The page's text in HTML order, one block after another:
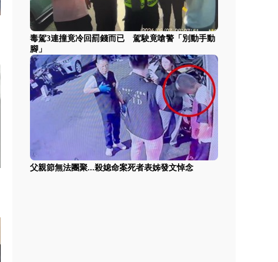
毒駕3連撞竟冷回罰錢而已 駕駛竟嗆警「別動手動
腳」
父親節無法團聚...殺媳命案死者表姊發文悼念